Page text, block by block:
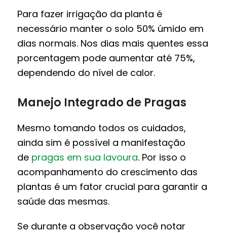
Para fazer irrigação da planta é
necessário manter o solo 50% úmido em
dias normais. Nos dias mais quentes essa
porcentagem pode aumentar até 75%,
dependendo do nível de calor.
Manejo Integrado de Pragas
Mesmo tomando todos os cuidados,
ainda sim é possível a manifestação
de pragas em sua lavoura. Por isso o
acompanhamento do crescimento das
plantas é um fator crucial para garantir a
saúde das mesmas.
Se durante a observação você notar